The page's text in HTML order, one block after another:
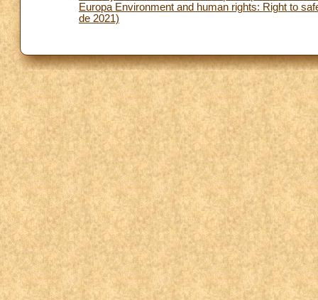
Europa Environment and human rights: Right to
de 2021)